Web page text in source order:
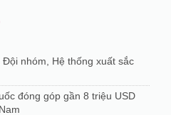
nhóm, Hệ thống xuất sắc
đóng góp gần 8 triệu USD